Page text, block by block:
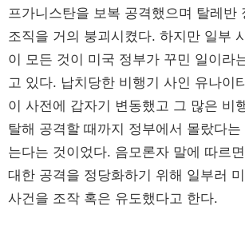
프가니스탄을 보복 공격했으며 탈레반
조직을 거의 붕괴시켰다. 하지만 일부
이 모든 것이 미국 정부가 꾸민 일이라
고 있다. 납치당한 비행기 사인 유나이
이 사전에 갑자기 변동했고 그 많은 비
탈해 공격할 때까지 정부에서 몰랐다
는다는 것이었다. 음모론자 말에 따르
대한 공격을 정당화하기 위해 일부러
사건을 조작 혹은 유도했다고 한다.